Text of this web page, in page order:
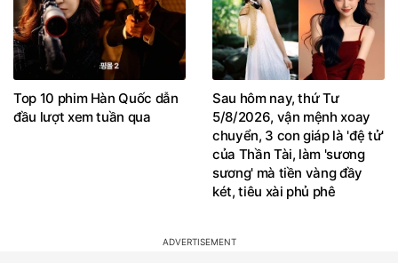
Top 10 phim Hàn Quốc dẫn
đầu lượt xem tuần qua
Sau hôm nay, thứ Tư
5/8/2026, vận mệnh xoay
chuyển, 3 con giáp là 'đệ tử'
của Thần Tài, làm 'sương
sương' mà tiền vàng đầy
két, tiêu xài phủ phê